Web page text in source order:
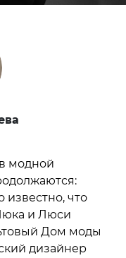
модной
известно, что
и Люси
Дом моды
дизайнер